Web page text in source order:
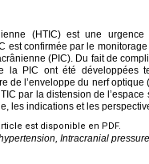
(HTIC) est une
est confirmée par le
(PIC). Du fait de
la PIC ont été développées
de l’enveloppe du nerf
par la distension de
les indications et les
est disponible en PDF.
Intracranial